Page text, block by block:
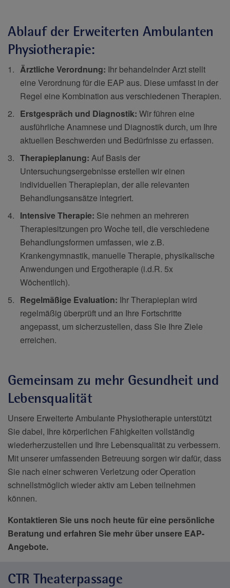
Ablauf der Erweiterten Ambulanten
Physiotherapie:
Ärztliche Verordnung: Ihr behandelnder Arzt stellt
eine Verordnung für die EAP aus. Diese umfasst in der
Regel eine Kombination aus verschiedenen Therapien.
Erstgespräch und Diagnostik: Wir führen eine
ausführliche Anamnese und Diagnostik durch, um Ihre
aktuellen Beschwerden und Bedürfnisse zu erfassen.
Therapieplanung: Auf Basis der
Untersuchungsergebnisse erstellen wir einen
individuellen Therapieplan, der alle relevanten
Behandlungsansätze integriert.
Intensive Therapie: Sie nehmen an mehreren
Therapiesitzungen pro Woche teil, die verschiedene
Behandlungsformen umfassen, wie z.B.
Krankengymnastik, manuelle Therapie, physikalische
Anwendungen und Ergotherapie (i.d.R. 5x
Wöchentlich).
Regelmäßige Evaluation: Ihr Therapieplan wird
regelmäßig überprüft und an Ihre Fortschritte
angepasst, um sicherzustellen, dass Sie Ihre Ziele
erreichen.
Gemeinsam zu mehr Gesundheit und
Lebensqualität
Unsere Erweiterte Ambulante Physiotherapie unterstützt
Sie dabei, Ihre körperlichen Fähigkeiten vollständig
wiederherzustellen und Ihre Lebensqualität zu verbessern.
Mit unserer umfassenden Betreuung sorgen wir dafür, dass
Sie nach einer schweren Verletzung oder Operation
schnellstmöglich wieder aktiv am Leben teilnehmen
können.
Kontaktieren Sie uns noch heute für eine persönliche
Beratung und erfahren Sie mehr über unsere EAP-
Angebote.
CTR Theaterpassage